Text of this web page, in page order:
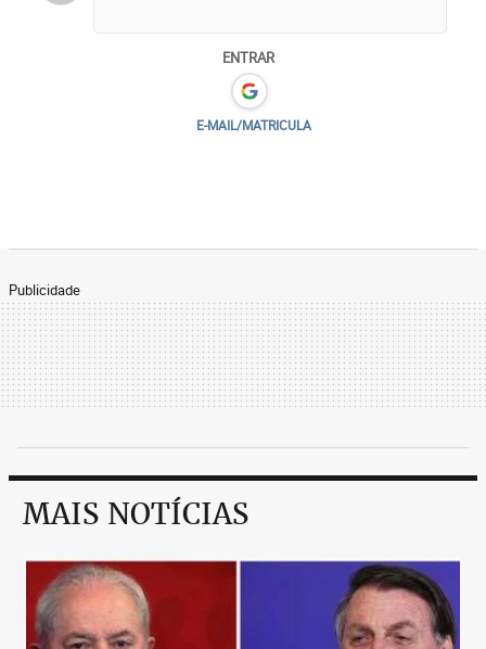
ENTRAR
E-MAIL/MATRICULA
Publicidade
MAIS NOTÍCIAS